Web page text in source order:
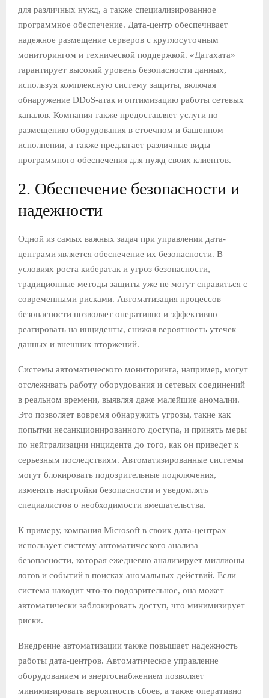
для различных нужд, а также специализированное
программное обеспечение. Дата-центр обеспечивает
надежное размещение серверов с круглосуточным
мониторингом и технической поддержкой. «Датахата»
гарантирует высокий уровень безопасности данных,
используя комплексную систему защиты, включая
обнаружение DDoS-атак и оптимизацию работы сетевых
каналов. Компания также предоставляет услуги по
размещению оборудования в стоечном и башенном
исполнении, а также предлагает различные виды
программного обеспечения для нужд своих клиентов.
2. Обеспечение безопасности и
надежности
Одной из самых важных задач при управлении дата-
центрами является обеспечение их безопасности. В
условиях роста кибератак и угроз безопасности,
традиционные методы защиты уже не могут справиться с
современными рисками. Автоматизация процессов
безопасности позволяет оперативно и эффективно
реагировать на инциденты, снижая вероятность утечек
данных и внешних вторжений.
Системы автоматического мониторинга, например, могут
отслеживать работу оборудования и сетевых соединений
в реальном времени, выявляя даже малейшие аномалии.
Это позволяет вовремя обнаружить угрозы, такие как
попытки несанкционированного доступа, и принять меры
по нейтрализации инцидента до того, как он приведет к
серьезным последствиям. Автоматизированные системы
могут блокировать подозрительные подключения,
изменять настройки безопасности и уведомлять
специалистов о необходимости вмешательства.
К примеру, компания Microsoft в своих дата-центрах
использует систему автоматического анализа
безопасности, которая ежедневно анализирует миллионы
логов и событий в поисках аномальных действий. Если
система находит что-то подозрительное, она может
автоматически заблокировать доступ, что минимизирует
риски.
Внедрение автоматизации также повышает надежность
работы дата-центров. Автоматическое управление
оборудованием и энергоснабжением позволяет
минимизировать вероятность сбоев, а также оперативно